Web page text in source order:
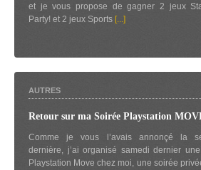
et je vous propose de gagner 2 jeux
Party! et 2 jeux Sports [...]
AUTRES
Retour sur ma Soirée Playstation
Comme je vous l’avais annonçé la
dernière, j’ai organisé samedi dernier
Playstation Move chez moi, une soirée